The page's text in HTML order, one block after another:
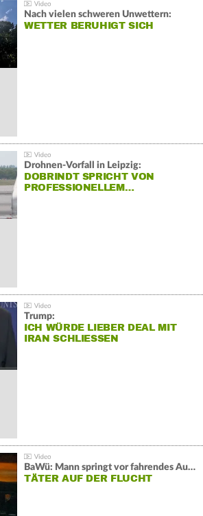
Nach vielen schweren Unwettern:
WETTER BERUHIGT SICH
Drohnen-Vorfall in Leipzig:
DOBRINDT SPRICHT VON
PROFESSIONELLEM…
Trump:
ICH WÜRDE LIEBER DEAL MIT
IRAN SCHLIESSEN
BaWü: Mann springt vor fahrendes Auto und schießt
TÄTER AUF DER FLUCHT